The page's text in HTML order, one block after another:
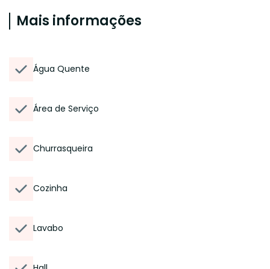
Mais informações
Água Quente
Área de Serviço
Churrasqueira
Cozinha
Lavabo